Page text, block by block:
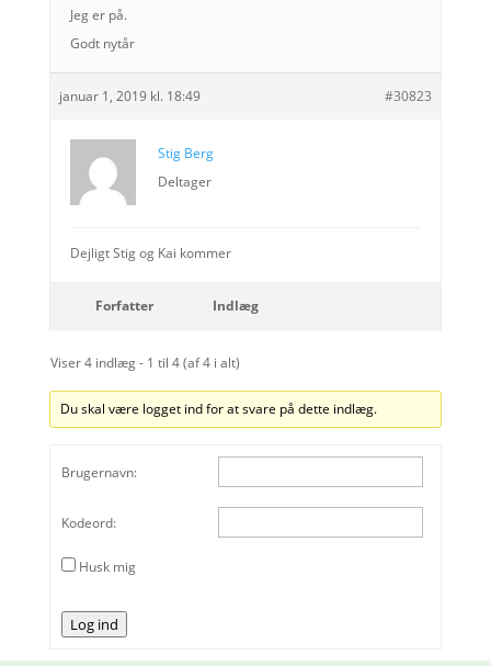
Jeg er på.
Godt nytår
januar 1, 2019 kl. 18:49 #30823
Stig Berg
Deltager
Dejligt Stig og Kai kommer
Forfatter Indlæg
Viser 4 indlæg - 1 til 4 (af 4 i alt)
Du skal være logget ind for at svare på dette indlæg.
Brugernavn:
Kodeord:
Husk mig
Log ind